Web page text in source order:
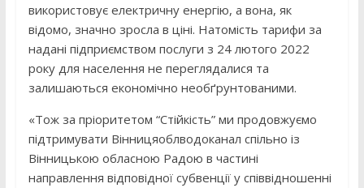
використовує електричну енергію, а вона, як
відомо, значно зросла в ціні. Натомість тарифи за
надані підприємством послуги з 24 лютого 2022
року для населення не переглядалися та
залишаються економічно необґрунтованими.
«Тож за пріоритетом “Стійкість” ми продовжуємо
підтримувати Вінницяоблводоканал спільно із
Вінницькою обласною Радою в частині
направлення відповідної субвенції у співвідношенні